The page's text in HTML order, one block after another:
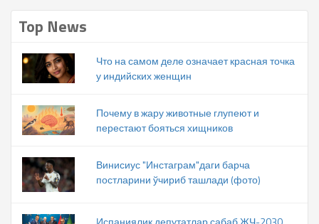
Top News
Что на самом деле означает красная точка
у индийских женщин
Почему в жару животные глупеют и
перестают бояться хищников
Винисиус "Инстаграм"даги барча
постларини ўчириб ташлади (фото)